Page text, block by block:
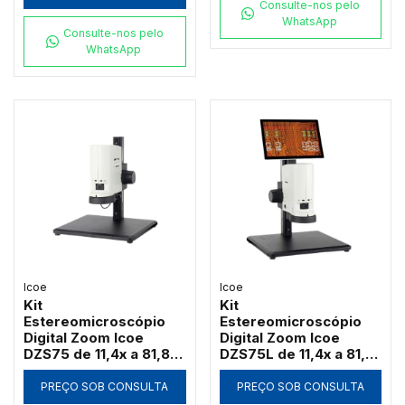
Consulte-nos pelo
WhatsApp
Consulte-nos pelo
WhatsApp
Icoe
Kit
Estereomicroscópio
Digital Zoom Icoe
DZS75 de 11,4x a 81,8x
Câmera 4MP Anel LED
HDMI Wi-Fi (Sem Tela)
PREÇO SOB CONSULTA
Icoe
Kit
Estereomicroscópio
Digital Zoom Icoe
DZS75L de 11,4x a 81,8x
Tela Touch 10" 4MP
Anel LED HDMI Wi-Fi
PREÇO SOB CONSULTA